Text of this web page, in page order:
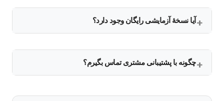
آیا نسخهٔ آزمایشی رایگان وجود دارد؟
چگونه با پشتیبانی مشتری تماس بگیرم؟